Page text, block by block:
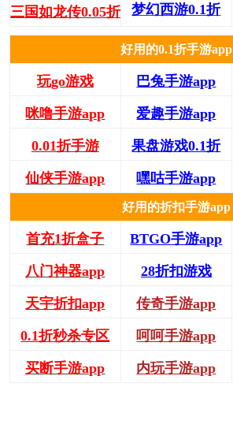
三国如龙传0.05折 梦幻西游0.1折
好用的0.1折手游app
玩go游戏 巴兔手游app
咪噜手游app 爱趣手游app
0.01折手游 果盘游戏0.1折
仙侠手游app 嘿咕手游app
好用的折扣手游app
首充1折盒子 BTGO手游app
八门神器app 28折扣游戏
天宇折扣app 传奇手游app
0.1折秒杀专区 呵呵手游app
买断手游app 内玩手游app